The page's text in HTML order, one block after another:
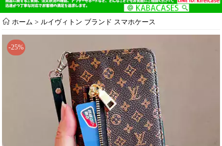
ホーム > ルイヴィトン ブランド スマホケース
-25%